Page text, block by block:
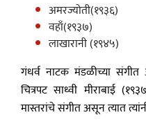
अमरज्योती(१९३६)
वहाँ(१९३७)
लाखारानी (१९४५)
गंधर्व नाटक मंडळीच्या संगीत
चित्रपट साध्वी मीराबाई
मास्तरांचे संगीत असून त्यात